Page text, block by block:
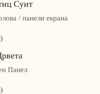
Суит
/ панели екрана
Панел